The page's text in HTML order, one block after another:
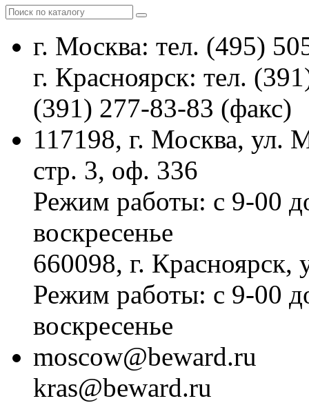
г. Москва: тел. (495)
г. Красноярск: тел.
(391) 277-83-83 (факс)
117198, г. Москва, ул.
стр. 3, оф. 336
Режим работы: с 9-00
воскресенье
660098, г.
Режим работы: с 9-00
воскресенье
moscow@beward.ru
kras@beward.ru